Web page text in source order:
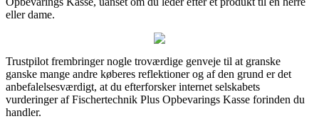
eller dame.
Trustpilot frembringer nogle troværdige genveje til at granske
ganske mange andre køberes reflektioner og af den grund er det
anbefalelsesværdigt, at du efterforsker internet selskabets
vurderinger af Fischertechnik Plus Opbevarings Kasse forinden du
handler.